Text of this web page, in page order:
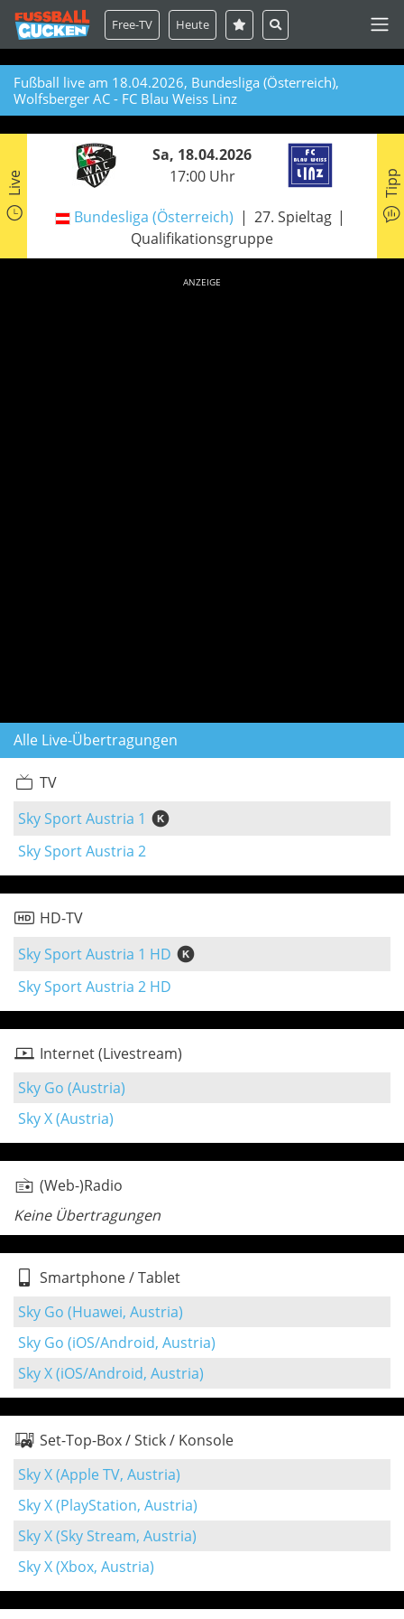
Free-TV Heute
Fußball live am 18.04.2026, Bundesliga (Österreich),
Wolfsberger AC - FC Blau Weiss Linz
Live
Sa, 18.04.2026
17:00 Uhr
Bundesliga (Österreich)
27. Spieltag
Qualifikationsgruppe
Tipp
ANZEIGE
Alle Live-Übertragungen
TV
Sky Sport Austria 1
Sky Sport Austria 2
HD-TV
Sky Sport Austria 1 HD
Sky Sport Austria 2 HD
Internet (Livestream)
Sky Go (Austria)
Sky X (Austria)
(Web-)Radio
Keine Übertragungen
Smartphone / Tablet
Sky Go (Huawei, Austria)
Sky Go (iOS/Android, Austria)
Sky X (iOS/Android, Austria)
Set-Top-Box / Stick / Konsole
Sky X (Apple TV, Austria)
Sky X (PlayStation, Austria)
Sky X (Sky Stream, Austria)
Sky X (Xbox, Austria)